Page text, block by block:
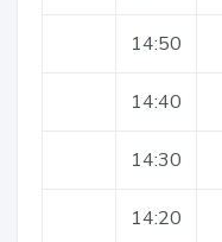
14:50
14:40
14:30
14:20